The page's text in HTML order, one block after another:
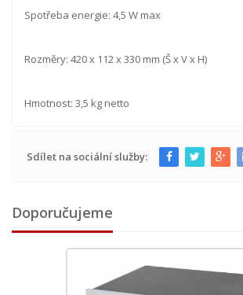
Spotřeba energie: 4,5 W max
Rozměry: 420 x 112 x 330 mm (Š x V x H)
Hmotnost: 3,5 kg netto
Sdílet na sociální služby:
Doporučujeme